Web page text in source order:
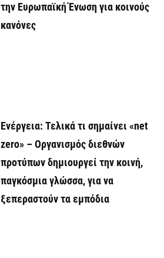
την Ευρωπαϊκή Ένωση για κοινούς
κανόνες
Ενέργεια: Τελικά τι σημαίνει «net
zero» – Οργανισμός διεθνών
προτύπων δημιουργεί την κοινή,
παγκόσμια γλώσσα, για να
ξεπεραστούν τα εμπόδια